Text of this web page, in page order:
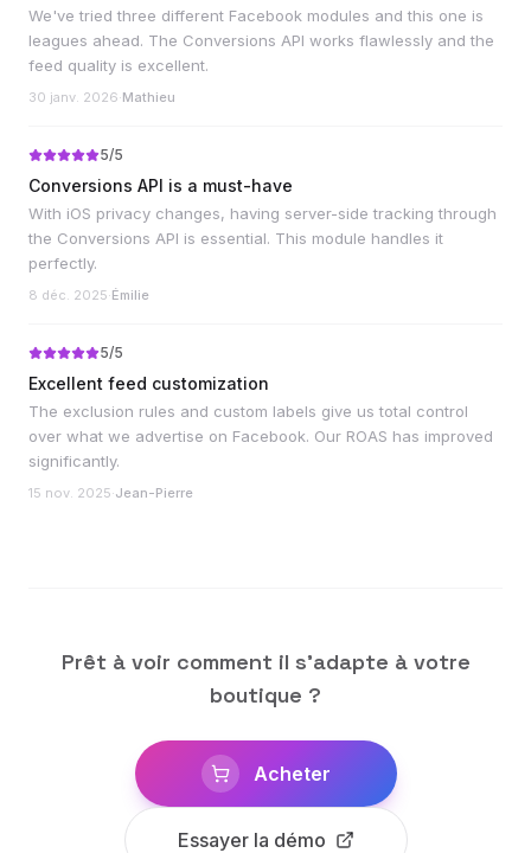
We've tried three different Facebook modules and this one is
leagues ahead. The Conversions API works flawlessly and the
feed quality is excellent.
30 janv. 2026·Mathieu
5/5
Conversions API is a must-have
With iOS privacy changes, having server-side tracking through
the Conversions API is essential. This module handles it
perfectly.
8 déc. 2025·Émilie
5/5
Excellent feed customization
The exclusion rules and custom labels give us total control
over what we advertise on Facebook. Our ROAS has improved
significantly.
15 nov. 2025·Jean-Pierre
Prêt à voir comment il s'adapte à votre
boutique ?
Acheter
Essayer la démo